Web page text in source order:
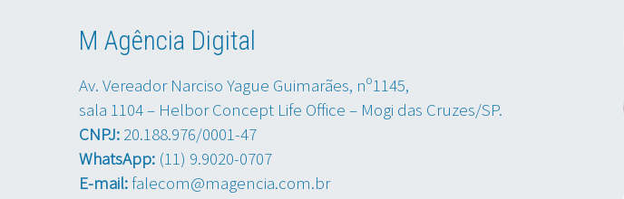
M Agência Digital
Av. Vereador Narciso Yague Guimarães, nº1145,
sala 1104 – Helbor Concept Life Office – Mogi das Cruzes/SP.
CNPJ: 20.188.976/0001-47
WhatsApp: (11) 9.9020-0707
E-mail:falecom@magencia.com.br